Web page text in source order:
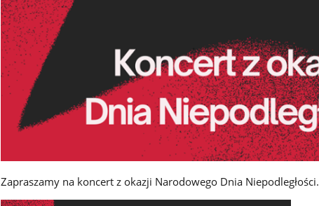
Zapraszamy na koncert z okazji Narodowego Dnia Niepodległości.